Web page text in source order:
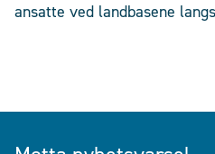
ansatte ved landbasene